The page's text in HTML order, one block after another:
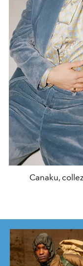
Canaku,